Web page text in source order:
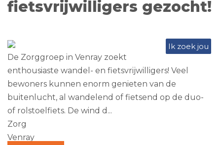
fietsvrijwilligers gezocht!
Ik zoek jou
De Zorggroep in Venray zoekt
enthousiaste wandel- en fietsvrijwilligers! Veel
bewoners kunnen enorm genieten van de
buitenlucht, al wandelend of fietsend op de duo-
of rolstoelfiets. De wind d...
Zorg
Venray